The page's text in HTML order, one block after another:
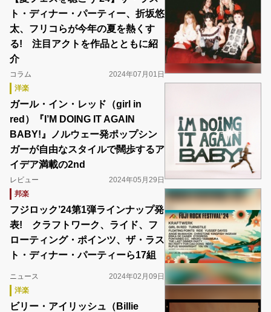
ト・ディナー・パーティー、折坂悠
太、フリコらが今年の夏を熱くす
る! 注目アクトを作品とともに紹
介
コラム
2024年07月01日
洋楽
ガール・イン・レッド（girl in
red）『I’M DOING IT AGAIN
BABY!』ノルウェー発ポップシン
ガーが自由なスタイルで闊歩するア
イデア満載の2nd
レビュー
2024年05月29日
邦楽
フジロック’24第1弾ラインナップ発
表! クラフトワーク、ライド、フ
ローティング・ポインツ、ザ・ラス
ト・ディナー・パーティーら17組
ニュース
2024年02月09日
洋楽
ビリー・アイリッシュ（Billie